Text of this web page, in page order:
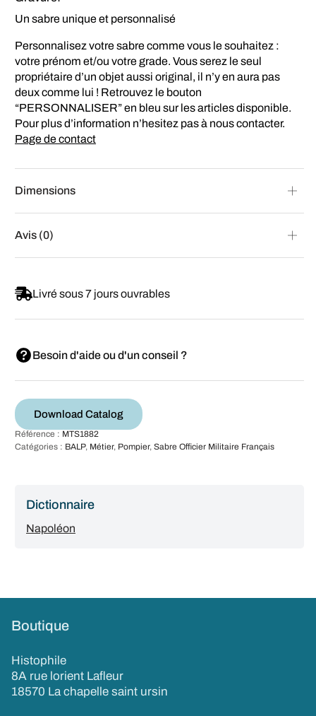
Un sabre unique et personnalisé
Personnalisez votre sabre comme vous le souhaitez :
votre prénom et/ou votre grade. Vous serez le seul
propriétaire d’un objet aussi original, il n’y en aura pas
deux comme lui ! Retrouvez le bouton
“PERSONNALISER” en bleu sur les articles disponible.
Pour plus d’information n’hesitez pas à nous contacter.
Page de contact
Dimensions
Avis (0)
Livré sous 7 jours ouvrables
Besoin d'aide ou d'un conseil ?
Download Catalog
Référence : MTS1882
Catégories : BALP, Métier, Pompier, Sabre Officier Militaire Français
Dictionnaire
Napoléon
Boutique
Histophile
8A rue lorient Lafleur
18570 La chapelle saint ursin